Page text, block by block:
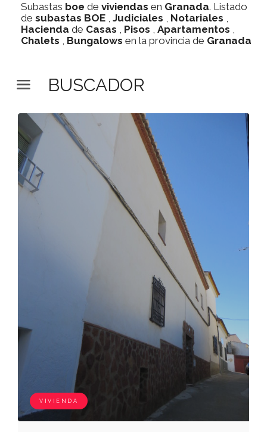
Subastas boe de viviendas en Granada. Listado
de subastas BOE , Judiciales , Notariales ,
Hacienda de Casas , Pisos , Apartamentos ,
Chalets , Bungalows en la provincia de Granada
BUSCADOR
VIVIENDA